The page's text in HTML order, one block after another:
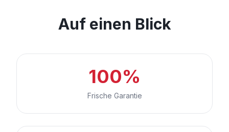
Auf einen Blick
100%
Frische Garantie